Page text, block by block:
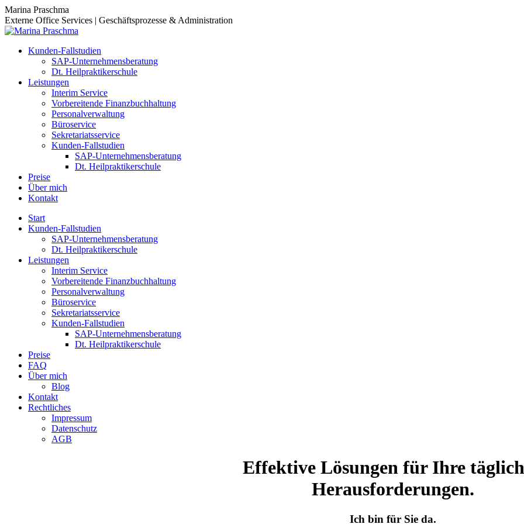
Zum
Inhalt
springen
Marina Praschma
Externe Office Services | Geschäftsprozesse & Administration
Kunden-Fallstudien
SAP-Unternehmensberatung
Dt. Heilpraktikerschule
Leistungen
Interim Service
Vorbereitende Finanzbuchhaltung
Personalverwaltung
Büroservice
Sekretariatsservice
Kunden-Fallstudien
SAP-Unternehmensberatung
Dt. Heilpraktikerschule
Preise
Über mich
Kontakt
Start
Kunden-Fallstudien
SAP-Unternehmensberatung
Dt. Heilpraktikerschule
Leistungen
Interim Service
Vorbereitende Finanzbuchhaltung
Personalverwaltung
Büroservice
Sekretariatsservice
Kunden-Fallstudien
SAP-Unternehmensberatung
Dt. Heilpraktikerschule
Preise
FAQ
Über mich
Blog
Kontakt
Rechtliches
Impressum
Datenschutz
AGB
Effektive Lösungen für Ihre
Herausforderungen.
Ich bin für Sie da.